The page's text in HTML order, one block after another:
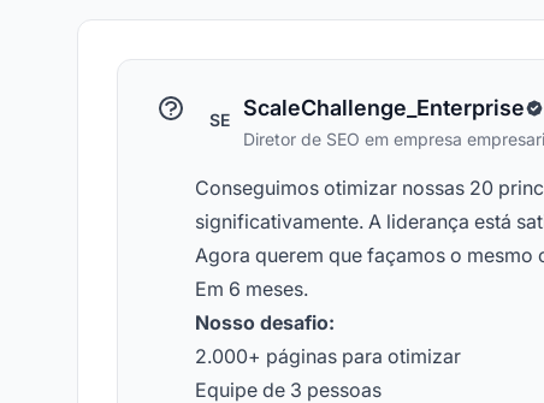
SE ScaleChallenge_Enterprise
Diretor de SEO em empresa
Conseguimos otimizar nossas 20
significativamente. A liderança está
Agora querem que façamos o mesmo
Em 6 meses.
Nosso desafio:
2.000+ páginas para otimizar
Equipe de 3 pessoas